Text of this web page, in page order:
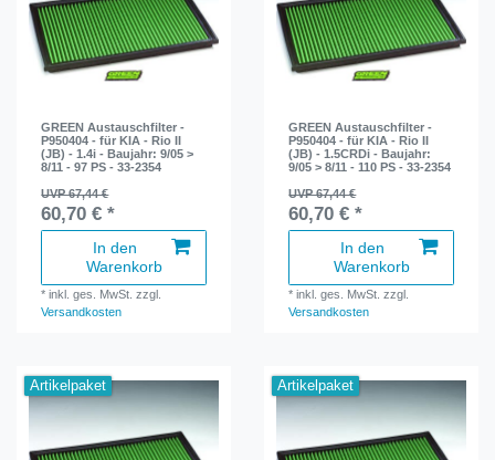
GREEN Austauschfilter -
P950404 - für KIA - Rio II
(JB) - 1.4i - Baujahr: 9/05 >
8/11 - 97 PS - 33-2354
UVP 67,44 €
60,70 € *
In den
Warenkorb
*inkl. ges. MwSt. zzgl.
Versandkosten
GREEN Austauschfilter -
P950404 - für KIA - Rio II
(JB) - 1.5CRDi - Baujahr:
9/05 > 8/11 - 110 PS - 33-2354
UVP 67,44 €
60,70 € *
In den
Warenkorb
*inkl. ges. MwSt. zzgl.
Versandkosten
Artikelpaket Artikelpaket